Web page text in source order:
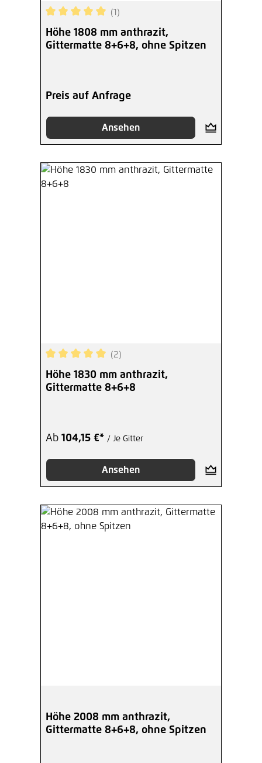
Durchschnittliche Bewertung von 5 von 5
(1)
Höhe 1808 mm anthrazit,
Gittermatte 8+6+8, ohne Spitzen
Preis auf Anfrage
Ansehen
Durchschnittliche Bewertung von 5 von 5
(2)
Höhe 1830 mm anthrazit,
Gittermatte 8+6+8
Ab 104,15 €* / Je Gitter
Ansehen
Höhe 2008 mm anthrazit,
Gittermatte 8+6+8, ohne Spitzen